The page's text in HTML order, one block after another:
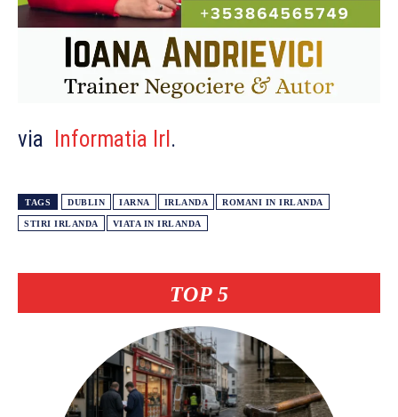
TOP 5
via Informatia Irl.
TAGS DUBLIN IARNA IRLANDA ROMANI IN IRLANDA
STIRI IRLANDA VIATA IN IRLANDA